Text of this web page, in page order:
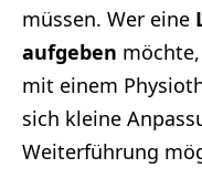
müssen. Wer eine
aufgeben
mit einem
sich kleine
Weiterführung